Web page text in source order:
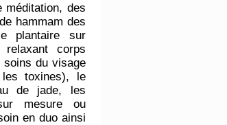
des
hammam des
plantaire sur
relaxant corps
soins du visage
toxines), le
de jade, les
mesure ou
en duo ainsi